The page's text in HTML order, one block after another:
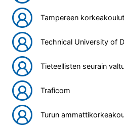
Tampereen korkeakoulut
Technical University of
Tieteellisten seurain
Traficom
Turun